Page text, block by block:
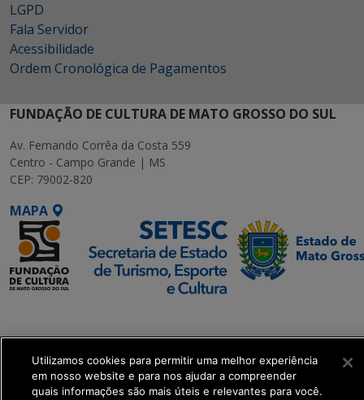
LGPD
Fala Servidor
Acessibilidade
Ordem Cronológica de Pagamentos
FUNDAÇÃO DE CULTURA DE MATO GROSSO DO SUL
Av. Fernando Corrêa da Costa 559
Centro - Campo Grande | MS
CEP: 79002-820
MAPA
Executiva de
Transformação Digital
get_footer();
Utilizamos cookies para permitir uma melhor experiência
em nosso website e para nos ajudar a compreender
quais informações são mais úteis e relevantes para você.